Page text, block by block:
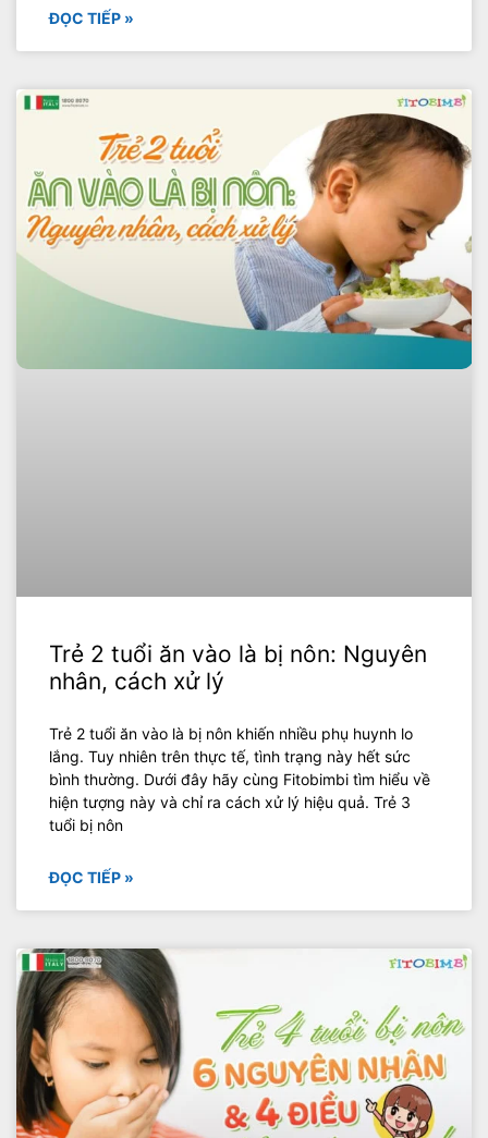
ĐỌC TIẾP »
Trẻ 2 tuổi ăn vào là bị nôn: Nguyên
nhân, cách xử lý
Trẻ 2 tuổi ăn vào là bị nôn khiến nhiều phụ huynh lo
lắng. Tuy nhiên trên thực tế, tình trạng này hết sức
bình thường. Dưới đây hãy cùng Fitobimbi tìm hiểu về
hiện tượng này và chỉ ra cách xử lý hiệu quả. Trẻ 3
tuổi bị nôn
ĐỌC TIẾP »